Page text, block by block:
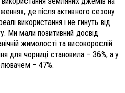
де після активного сезону
використання і не гинуть від
Ми мали позитивний досвід
жимолості та високорослій
для чорниці становила – 36%, а у
– 47%.